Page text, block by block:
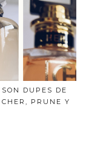
DUPES DE
PRUNE Y